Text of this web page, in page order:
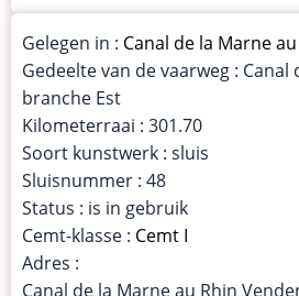
Gelegen in : Canal de la Marne
Gedeelte van de vaarweg : Canal
branche Est
Kilometerraai : 301.70
Soort kunstwerk : sluis
Sluisnummer : 48
Status : is in gebruik
Cemt-klasse : Cemt I
Adres :
Canal de la Marne au Rhin